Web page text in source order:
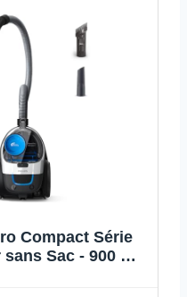
Compact Série
Sac - 900 W